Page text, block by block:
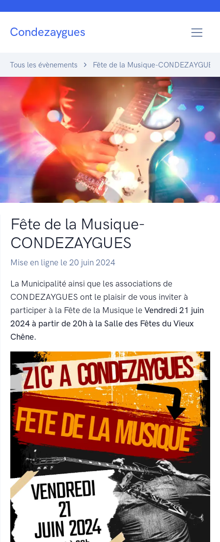
Condezaygues
Tous les évènements Fête de la Musique-CONDEZAYGUES
Fête de la Musique-
CONDEZAYGUES
Mise en ligne le 20 juin 2024
La Municipalité ainsi que les associations de
CONDEZAYGUES ont le plaisir de vous inviter à
participer à la Fête de la Musique le Vendredi 21 juin
2024 à partir de 20h à la Salle des Fêtes du Vieux
Chêne.